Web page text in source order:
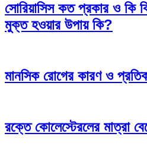
সোরিয়াসিস কত প্রকার ও কি
মুক্ত হওয়ার উপায় কি?
মানসিক রোগের কারণ ও
রক্তে কোলেস্টেরলের মাত্রা